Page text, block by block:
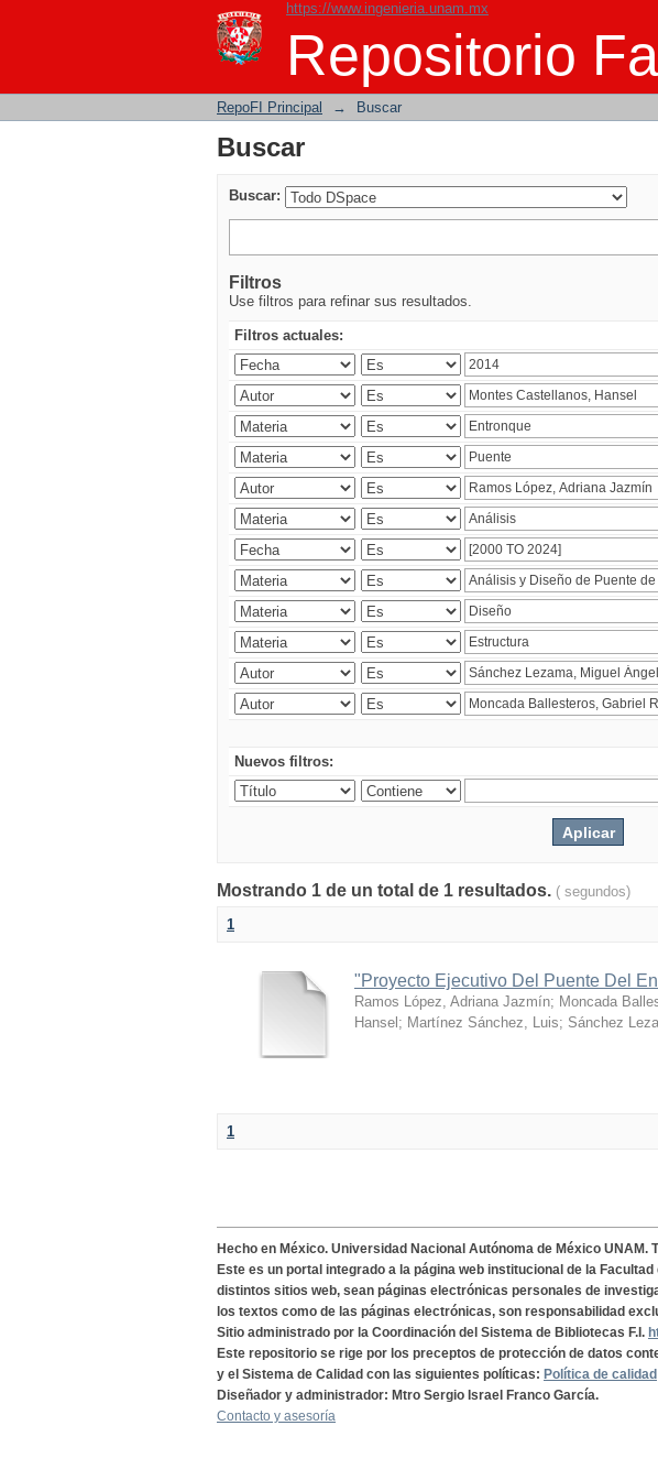
https://www.ingenieria.unam.mx
Repositorio
Buscar
RepoFI Principal → Buscar
Buscar
Buscar:
Filtros
Use filtros para refinar sus resultados.
Filtros actuales:
Nuevos filtros:
Mostrando 1 de un total de 1 resultados. ( segundos)
1
"Proyecto Ejecutivo Del Puente Del
Ramos López, Adriana Jazmín; Moncada
Hansel ; Martínez Sánchez, Luis; Sánchez
1
Hecho en México. Universidad Nacional Autónoma de México UNAM.
Este es un portal integrado a la página web institucional de la
distintos sitios web, sean páginas electrónicas personales de
los textos como de las páginas electrónicas, son responsabilidad
Sitio administrado por la Coordinación del Sistema de Bibliotecas F.I.
Este repositorio se rige por los preceptos de protección de datos
y el Sistema de Calidad con las siguientes políticas: Política de calidad
Diseñador y administrador: Mtro Sergio Israel Franco García.
Contacto y asesoría